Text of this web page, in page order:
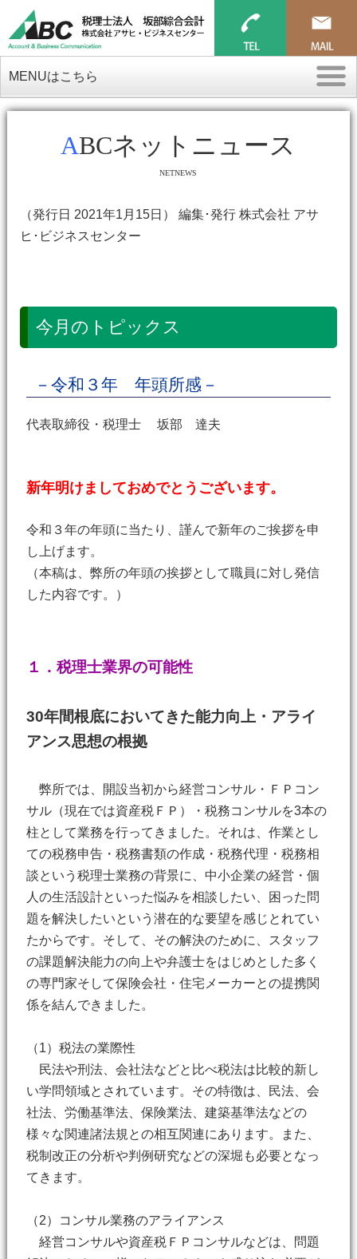
MENUはこちら
ABCネットニュース
NETNEWS
（発行日 2021年1月15日） 編集･発行 株式会社 アサ
ヒ･ビジネスセンター
今月のトピックス
－令和３年 年頭所感－
代表取締役・税理士 坂部 達夫
新年明けましておめでとうございます。
令和３年の年頭に当たり、謹んで新年のご挨拶を申
し上げます。
（本稿は、弊所の年頭の挨拶として職員に対し発信
した内容です。）
１．税理士業界の可能性
30年間根底においてきた能力向上・アライ
アンス思想の根拠
弊所では、開設当初から経営コンサル・ＦＰコン
サル（現在では資産税ＦＰ）・税務コンサルを3本の
柱として業務を行ってきました。それは、作業とし
ての税務申告・税務書類の作成・税務代理・税務相
談という税理士業務の背景に、中小企業の経営・個
人の生活設計といった悩みを相談したい、困った問
題を解決したいという潜在的な要望を感じとれてい
たからです。そして、その解決のために、スタッフ
の課題解決能力の向上や弁護士をはじめとした多く
の専門家そして保険会社・住宅メーカーとの提携関
係を結んできました。
（1）税法の業際性
民法や刑法、会社法などと比べ税法は比較的新し
い学問領域とされています。その特徴は、民法、会
社法、労働基準法、保険業法、建築基準法などの
様々な関連諸法規との相互関連にあります。また、
税制改正の分析や判例研究などの深堀も必要となっ
てきます。
（2）コンサル業務のアライアンス
経営コンサルや資産税ＦＰコンサルなどは、問題